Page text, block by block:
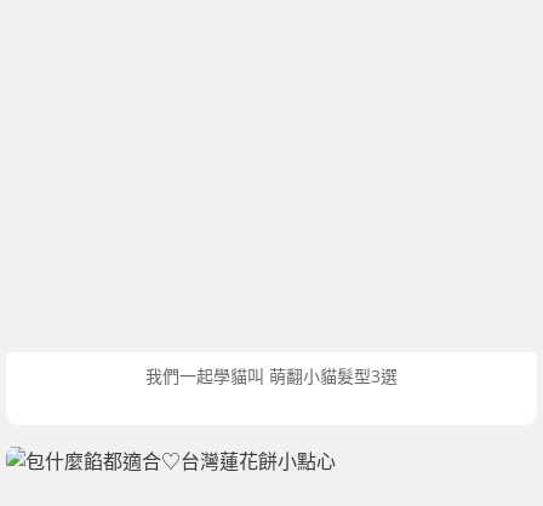
我們一起學貓叫 萌翻小貓髮型3選